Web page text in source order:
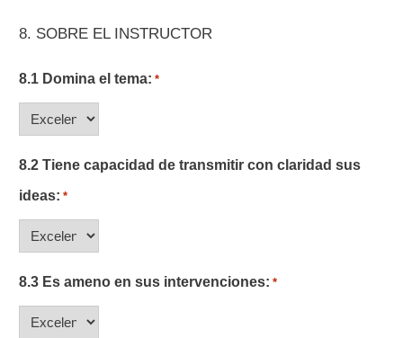
8. SOBRE EL INSTRUCTOR
8.1 Domina el tema: *
8.2 Tiene capacidad de transmitir con claridad sus
ideas: *
8.3 Es ameno en sus intervenciones: *